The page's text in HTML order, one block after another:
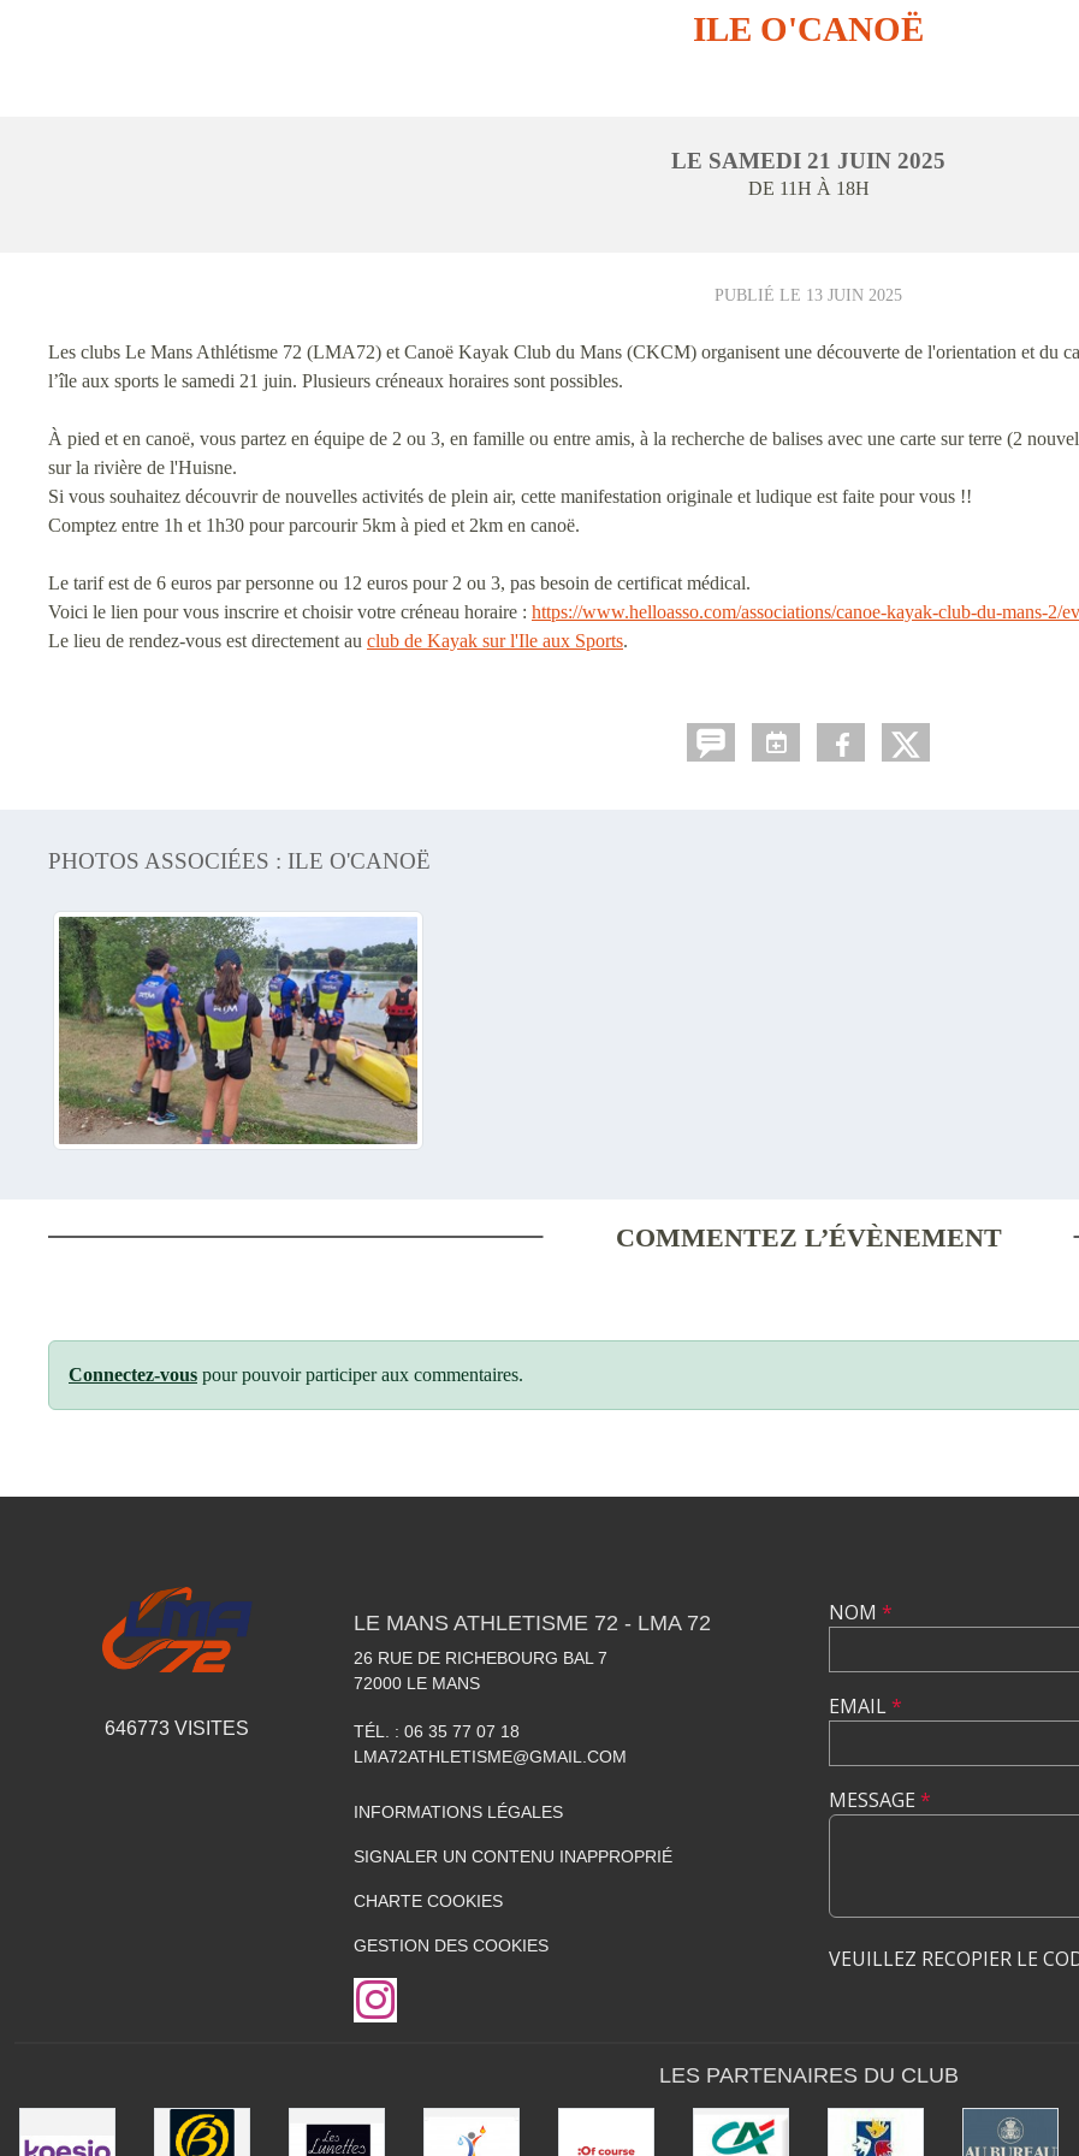
ILE O'CANOË
LE SAMEDI 21 JUIN 2025
DE 11H À 18H
PUBLIÉ LE 13 JUIN 2025
Les clubs Le Mans Athlétisme 72 (LMA72) et Canoë Kayak Club du Mans (CKCM) organisent une découverte de l'orientation et du
l’île aux sports le samedi 21 juin. Plusieurs créneaux horaires sont possibles.
À pied et en canoë, vous partez en équipe de 2 ou 3, en famille ou entre amis, à la recherche de balises avec une carte sur terre (2
sur la rivière de l'Huisne.
Si vous souhaitez découvrir de nouvelles activités de plein air, cette manifestation originale et ludique est faite pour vous !!
Comptez entre 1h et 1h30 pour parcourir 5km à pied et 2km en canoë.
Le tarif est de 6 euros par personne ou 12 euros pour 2 ou 3, pas besoin de certificat médical.
Voici le lien pour vous inscrire et choisir votre créneau horaire : https://www.helloasso.com/associations/canoe-kayak-club-du-mans-2/
Le lieu de rendez-vous est directement au club de Kayak sur l'Ile aux Sports.
PHOTOS ASSOCIÉES : ILE O'CANOË
COMMENTEZ L’ÉVÈNEMENT
Connectez-vous pour pouvoir participer aux commentaires.
646773 VISITES
LE MANS ATHLETISME 72 - LMA 72
26 RUE DE RICHEBOURG BAL 7
72000 LE MANS
TÉL. : 06 35 77 07 18
LMA72ATHLETISME@GMAIL.COM
INFORMATIONS LÉGALES
SIGNALER UN CONTENU INAPPROPRIÉ
CHARTE COOKIES
GESTION DES COOKIES
NOM *
EMAIL*
MESSAGE *
VEUILLEZ RECOPIER LE
LES PARTENAIRES DU CLUB